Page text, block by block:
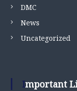
DMC
News
Uncategorized
Important